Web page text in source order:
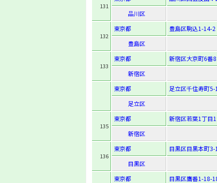
131
品川区
132
東京都
豊島区駒込1-14-2
豊島区
133
東京都
新宿区大京町6番8
新宿区
東京都
足立区千住寿町5-
足立区
135
東京都
新宿区若葉1丁目
新宿区
136
東京都
目黒区目黒本町3-
目黒区
東京都
目黒区鷹番1-18-